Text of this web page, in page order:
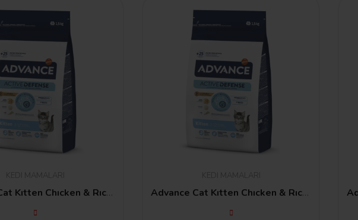
Advance Cat Kıtten Chıcken & Rıce 1,5 Kg Advance Cat Kıtten Chıcken & Rıce 1,5 Kg